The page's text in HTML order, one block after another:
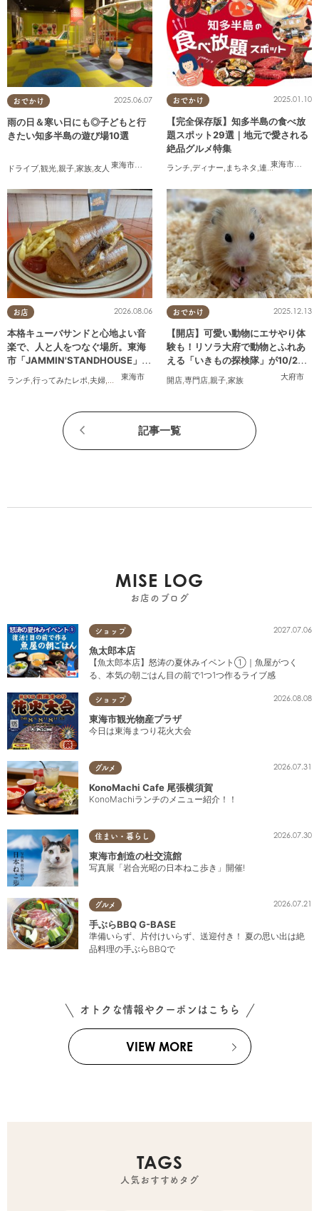
おでかけ
東海市大府市 知多市, 東浦町,半田市, 常滑市,美浜町
2025.06.07
雨の日＆寒い日にも◎子どもと行
きたい知多半島の遊び場10選
ドライブ,観光,親子,家族,友人
おでかけ
東海市
,大府
2025.01.10
【完全保存版】知多半島の食べ放
題スポット29選｜地元で愛される
絶品グルメ特集
ランチ,ディナー, まちネタ ,連載 ,コスパ抜群
お店
東海市
2026.08.06
本格キューバサンドと心地よい音
楽で、人と人をつなぐ場所。東海
市「JAMMIN'STANDHOUSE」に
行ってみた
ランチ,行ってみたレポ,夫婦,おひとりさま 友人
おでかけ
大府市
2025.12.13
【開店】可愛い動物にエサやり体
験も！リソラ大府で動物とふれあ
える「いきもの探検隊」が10/24
(金)オープン
開店,専門店,親子,家族
記事一覧
MISE LOG
お店のブログ
ショップ 2027.07.06
魚太郎本店
【魚太郎本店】怒涛の夏休みイベント①｜魚屋がつく
る、本気の朝ごはん目の前で1つ1つ作るライブ感
ショップ 2026.08.08
東海市観光物産プラザ
今日は東海まつり花火大会
グルメ 2026.07.31
KonoMachi Cafe 尾張横須賀
KonoMachiランチのメニュー紹介！！
住まい・暮らし 2026.07.30
東海市創造の杜交流館
写真展「岩合光昭の日本ねこ歩き」開催!
グルメ 2026.07.21
手ぶらBBQ G-BASE
準備いらず、片付けいらず、送迎付き！ 夏の思い出は絶
品料理の手ぶらBBQで
オトクな情報やクーポンはこちら
VIEW MORE
TAGS
人気おすすめタグ